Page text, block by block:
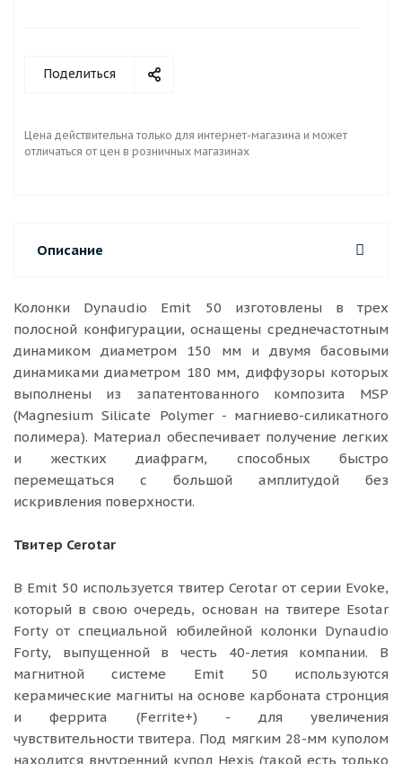
Поделиться
Цена действительна только для интернет-магазина и может
отличаться от цен в розничных магазинах
Описание
Колонки Dynaudio Emit 50 изготовлены в трех
полосной конфигурации, оснащены среднечастотным
динамиком диаметром 150 мм и двумя басовыми
динамиками диаметром 180 мм, диффузоры которых
выполнены из запатентованного композита MSP
(Magnesium Silicate Polymer - магниево-силикатного
полимера). Материал обеспечивает получение легких
и жестких диафрагм, способных быстро
перемещаться с большой амплитудой без
искривления поверхности.
Твитер Cerotar
В Emit 50 используется твитер Cerotar от серии Evoke,
который в свою очередь, основан на твитере Esotar
Forty от специальной юбилейной колонки Dynaudio
Forty, выпущенной в честь 40-летия компании. В
магнитной системе Emit 50 используются
керамические магниты на основе карбоната стронция
и феррита (Ferrite+) - для увеличения
чувствительности твитера. Под мягким 28-мм куполом
находится внутренний купол Hexis (такой есть только